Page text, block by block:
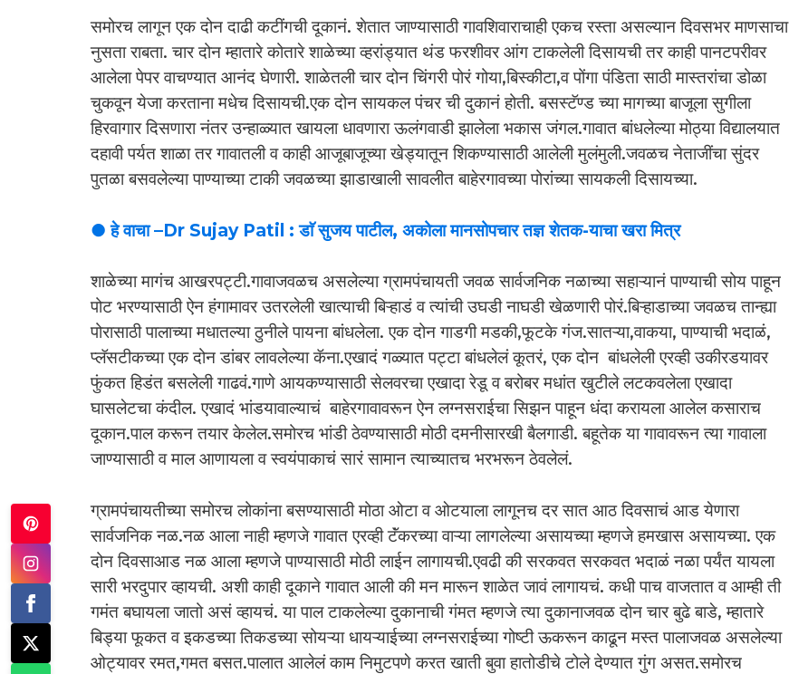
समोरच लागून एक दोन दाढी कटींगची दूकानं. शेतात जाण्यासाठी गावशिवाराचाही एकच रस्ता असल्यान दिवसभर माणसाचा
नुसता राबता‌. चार दोन म्हातारे कोतारे शाळेच्या व्हरांड्यात थंड फरशीवर आंग टाकलेली दिसायची तर काही पानटपरीवर
आलेला पेपर वाचण्यात आनंद घेणारी. शाळेतली चार दोन चिंगरी पोरं गोया,बिस्कीटा,व पोंगा पंडिता साठी मास्तरांचा डोळा
चुकवून येजा करताना मधेच दिसायची.एक दोन सायकल पंचर ची दुकानं होती. बसस्टॅण्ड च्या मागच्या बाजूला सुगीला
हिरवागार दिसणारा नंतर उन्हाळ्यात खायला धावणारा ऊलंगवाडी झालेला भकास जंगल.गावात बांधलेल्या मोठ्या विद्यालयात
दहावी पर्यत शाळा तर गावातली व काही आजूबाजूच्या खेड्यातून शिकण्यासाठी आलेली मुलंमुली.जवळच नेताजींचा सुंदर
पुतळा बसवलेल्या पाण्याच्या टाकी जवळच्या झाडाखाली सावलीत बाहेरगावच्या पोरांच्या सायकली दिसायच्या.
● हे वाचा –Dr Sujay Patil : डाॅ सुजय पाटील, अकोला मानसोपचार तज्ञ शेतक-याचा खरा मित्र
शाळेच्या मागंच आखरपट्टी.गावाजवळच असलेल्या ग्रामपंचायती जवळ सार्वजनिक नळाच्या सहाऱ्यानं पाण्याची सोय पाहून
पोट भरण्यासाठी ऐन हंगामावर उतरलेली खात्याची बिऱ्हाडं व त्यांची उघडी नाघडी खेळणारी पोरं.बिऱ्हाडाच्या जवळच तान्ह्या
पोरासाठी पालाच्या मधातल्या ठुनीले पायना बांधलेला. एक दोन गाडगी मडकी,फूटके गंज.सातऱ्या,वाकया, पाण्याची भदाळं,
प्लॅसटीकच्या एक दोन डांबर लावलेल्या कॅना.एखादं गळ्यात पट्टा बांधलेलं कूतरं, एक दोन बांधलेली एरव्ही उकीरडयावर
फुंकत हिडंत बसलेली गाढवं.गाणे आयकण्यासाठी सेलवरचा एखादा रेडू व बरोबर मधांत खुटीले लटकवलेला एखादा
घासलेटचा कंदील. एखादं भांडयावाल्याचं बाहेरगावावरून ऐन लग्नसराईचा सिझन पाहून धंदा करायला आलेल कसाराच
दूकान.पाल करून तयार केलेल.समोरच भांडी ठेवण्यासाठी मोठी दमनीसारखी बैलगाडी. बहूतेक या गावावरून त्या गावाला
जाण्यासाठी व माल आणायला व स्वयंपाकाचं सारं सामान त्याच्यातच भरभरून ठेवलेलं.
ग्रामपंचायतीच्या समोरच लोकांना बसण्यासाठी मोठा ओटा व ओटयाला लागूनच दर सात आठ दिवसाचं आड येणारा
सार्वजनिक नळ.नळ आला नाही म्हणजे गावात एरव्ही टॅंकरच्या वाऱ्या लागलेल्या असायच्या म्हणजे हमखास असायच्या. एक
दोन दिवसाआड नळ आला म्हणजे पाण्यासाठी मोठी लाईन लागायची.एवढी की सरकवत सरकवत भदाळं नळा पर्यंत यायला
सारी भरदुपार व्हायची. अशी काही दूकाने गावात आली की मन मारून शाळेत जावं लागायचं. कधी पाच वाजतात व आम्ही ती
गमंत बघायला जातो असं व्हायचं. या पाल टाकलेल्या दुकानाची गंमत म्हणजे त्या दुकानाजवळ दोन चार बुढे बाडे, म्हातारे
बिड्या फूकत व इकडच्या तिकडच्या सोयऱ्या धायऱ्याईच्या लग्नसराईच्या गोष्टी ऊकरून काढून मस्त पालाजवळ असलेल्या
ओट्यावर रमत,गमत बसत.पालात आलेलं काम निमुटपणे करत खाती बुवा हातोडीचे टोले देण्यात गुंग असत.समोरच